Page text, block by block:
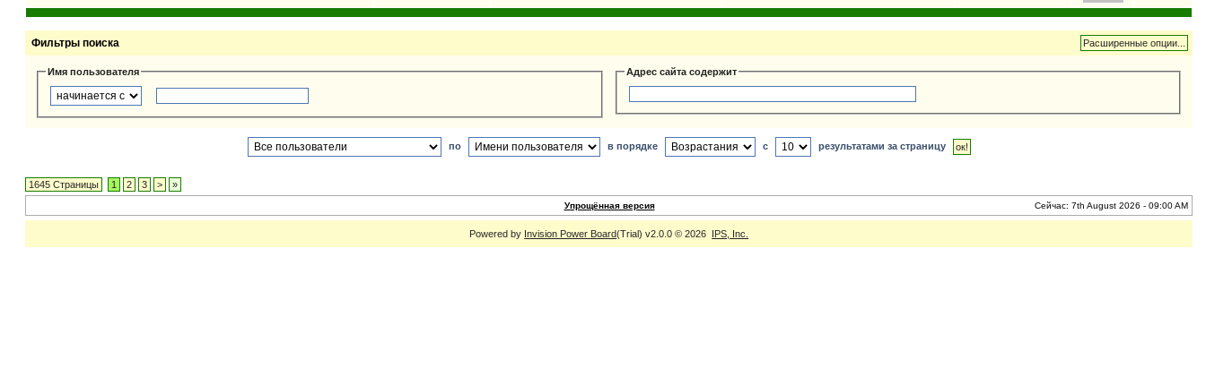
Фильтры поиска
Имя пользователя Адрес сайта содержит
по в порядке с результатами за страницу
1645 Страницы 1 2 3 > »
Упрощённая версия Сейчас: 7th August 2026 - 09:00 AM
Powered by Invision Power Board(Trial) v2.0.0 © 2026 IPS, Inc.